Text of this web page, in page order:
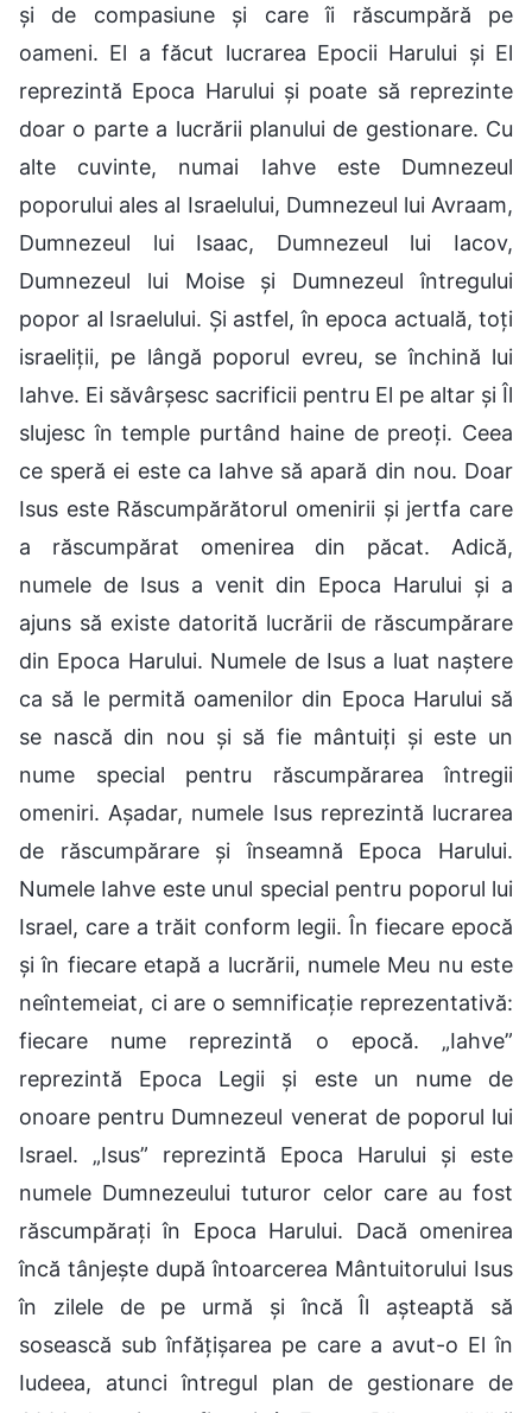
și de compasiune și care îi răscumpără pe
oameni. El a făcut lucrarea Epocii Harului și El
reprezintă Epoca Harului și poate să reprezinte
doar o parte a lucrării planului de gestionare. Cu
alte cuvinte, numai Iahve este Dumnezeul
poporului ales al Israelului, Dumnezeul lui Avraam,
Dumnezeul lui Isaac, Dumnezeul lui Iacov,
Dumnezeul lui Moise și Dumnezeul întregului
popor al Israelului. Și astfel, în epoca actuală, toți
israeliții, pe lângă poporul evreu, se închină lui
Iahve. Ei săvârșesc sacrificii pentru El pe altar și Îl
slujesc în temple purtând haine de preoți. Ceea
ce speră ei este ca Iahve să apară din nou. Doar
Isus este Răscumpărătorul omenirii și jertfa care
a răscumpărat omenirea din păcat. Adică,
numele de Isus a venit din Epoca Harului și a
ajuns să existe datorită lucrării de răscumpărare
din Epoca Harului. Numele de Isus a luat naștere
ca să le permită oamenilor din Epoca Harului să
se nască din nou și să fie mântuiți și este un
nume special pentru răscumpărarea întregii
omeniri. Așadar, numele Isus reprezintă lucrarea
de răscumpărare și înseamnă Epoca Harului.
Numele Iahve este unul special pentru poporul lui
Israel, care a trăit conform legii. În fiecare epocă
și în fiecare etapă a lucrării, numele Meu nu este
neîntemeiat, ci are o semnificație reprezentativă:
fiecare nume reprezintă o epocă. „Iahve”
reprezintă Epoca Legii și este un nume de
onoare pentru Dumnezeul venerat de poporul lui
Israel. „Isus” reprezintă Epoca Harului și este
numele Dumnezeului tuturor celor care au fost
răscumpărați în Epoca Harului. Dacă omenirea
încă tânjește după întoarcerea Mântuitorului Isus
în zilele de pe urmă și încă Îl așteaptă să
sosească sub înfățișarea pe care a avut-o El în
Iudeea, atunci întregul plan de gestionare de